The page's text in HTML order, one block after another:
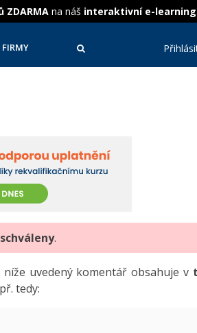
na náš interaktivní e-learning.
FIRMY
.
uvedený komentář obsahuje v
tedy: